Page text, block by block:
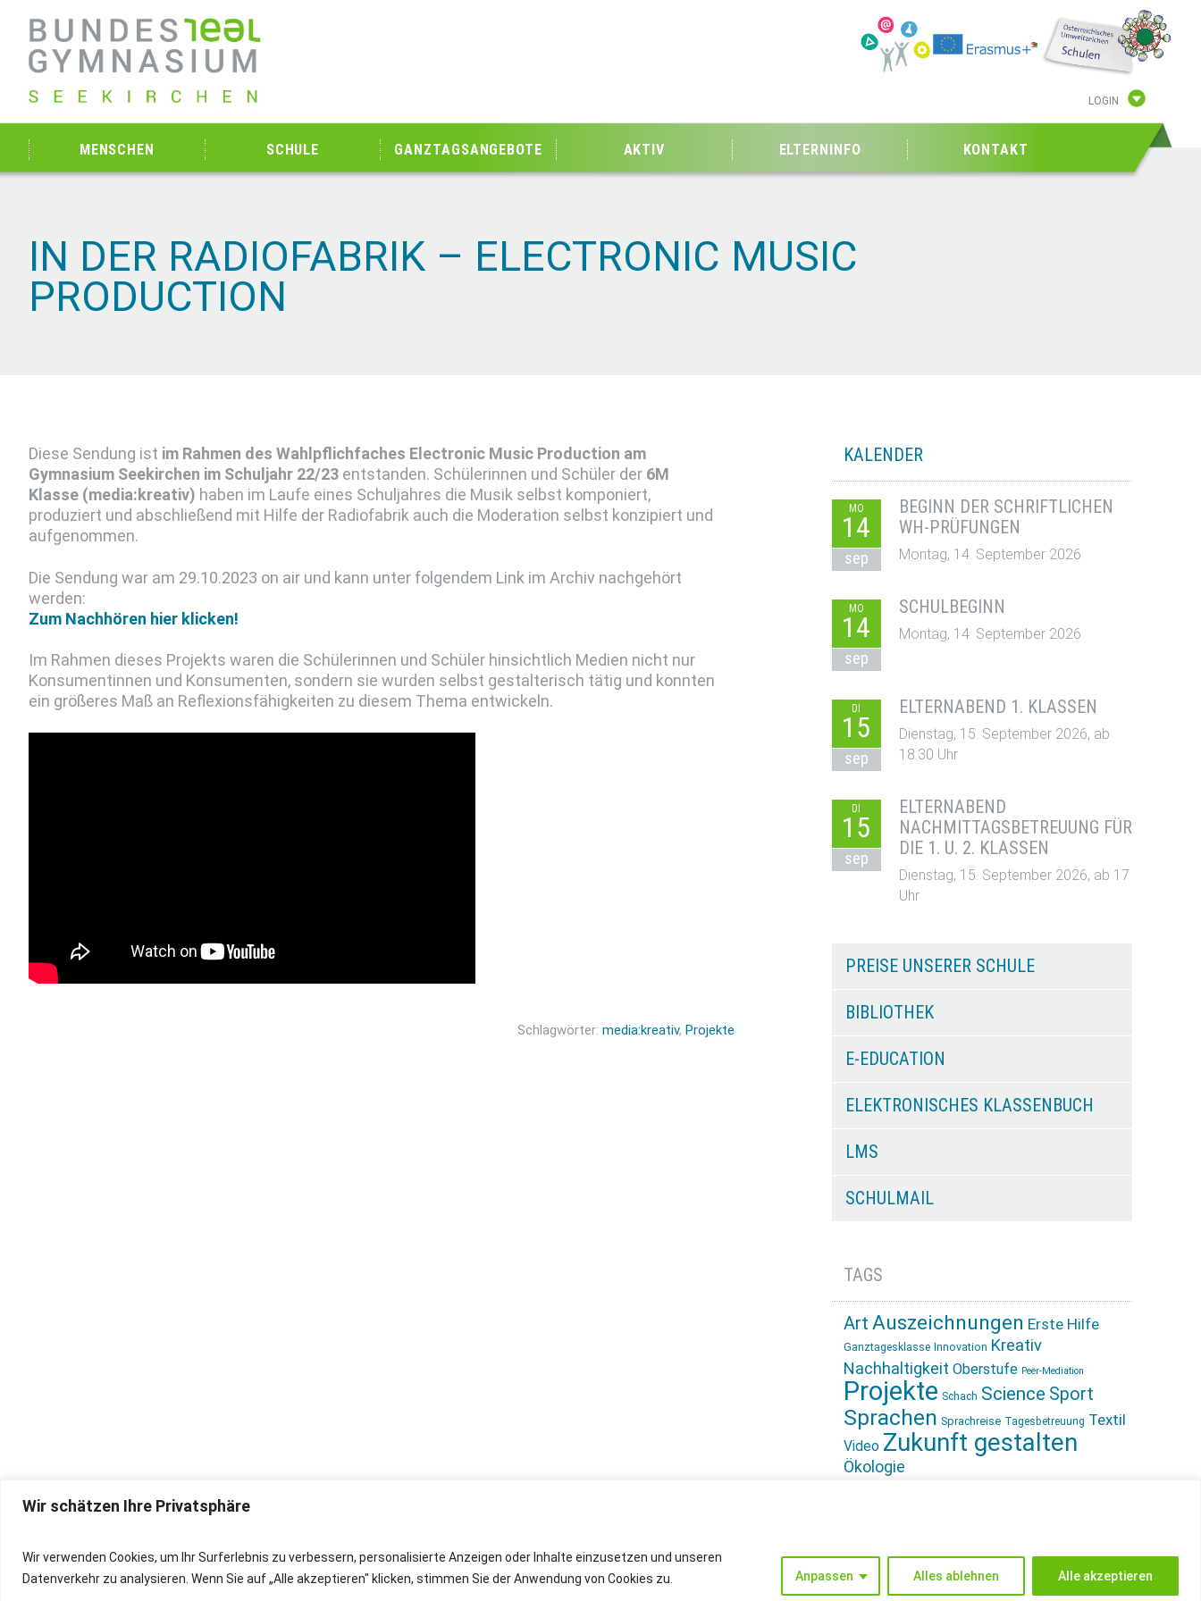
Wir schätzen Ihre Privatsphäre
Wir verwenden Cookies, um Ihr Surferlebnis zu verbessern, personalisierte Anzeigen oder Inhalte einzusetzen und unseren
Datenverkehr zu analysieren. Wenn Sie auf „Alle akzeptieren" klicken, stimmen Sie der Anwendung von Cookies zu.
Anpassen Alles ablehnen Alle akzeptieren
LOGIN
MENSCHEN SCHULE GANZTAGSANGEBOTE AKTIV ELTERNINFO KONTAKT
IN DER RADIOFABRIK – ELECTRONIC MUSIC
PRODUCTION
Diese Sendung ist im Rahmen des Wahlpflichfaches Electronic Music Production am
Gymnasium Seekirchen im Schuljahr 22/23 entstanden. Schülerinnen und Schüler der 6M
Klasse (media:kreativ) haben im Laufe eines Schuljahres die Musik selbst komponiert,
produziert und abschließend mit Hilfe der Radiofabrik auch die Moderation selbst konzipiert und
aufgenommen.
Die Sendung war am 29.10.2023 on air und kann unter folgendem Link im Archiv nachgehört
werden:
Zum Nachhören hier klicken!
Im Rahmen dieses Projekts waren die Schülerinnen und Schüler hinsichtlich Medien nicht nur
Konsumentinnen und Konsumenten, sondern sie wurden selbst gestalterisch tätig und konnten
ein größeres Maß an Reflexionsfähigkeiten zu diesem Thema entwickeln.
Schlagwörter:media:kreativ,Projekte
KALENDER
MO
14
sep
BEGINN DER SCHRIFTLICHEN
WH-PRÜFUNGEN
Montag, 14. September 2026
MO
14
sep
SCHULBEGINN
Montag, 14. September 2026
DI
15
sep
ELTERNABEND 1. KLASSEN
Dienstag, 15. September 2026, ab
18:30 Uhr
DI
15
sep
ELTERNABEND
NACHMITTAGSBETREUUNG FÜR
DIE 1. U. 2. KLASSEN
Dienstag, 15. September 2026, ab 17
Uhr
PREISE UNSERER SCHULE
BIBLIOTHEK
E-EDUCATION
ELEKTRONISCHES KLASSENBUCH
LMS
SCHULMAIL
TAGS
Art Auszeichnungen Erste Hilfe
Ganztagesklasse Innovation Kreativ
Nachhaltigkeit Oberstufe Peer-Mediation
Projekte Schach Science Sport
Sprachen Sprachreise Tagesbetreuung Textil
Video Zukunft gestalten
Ökologie
IMPRESSUM
DATENSCHUTZ
INSTAGRAM